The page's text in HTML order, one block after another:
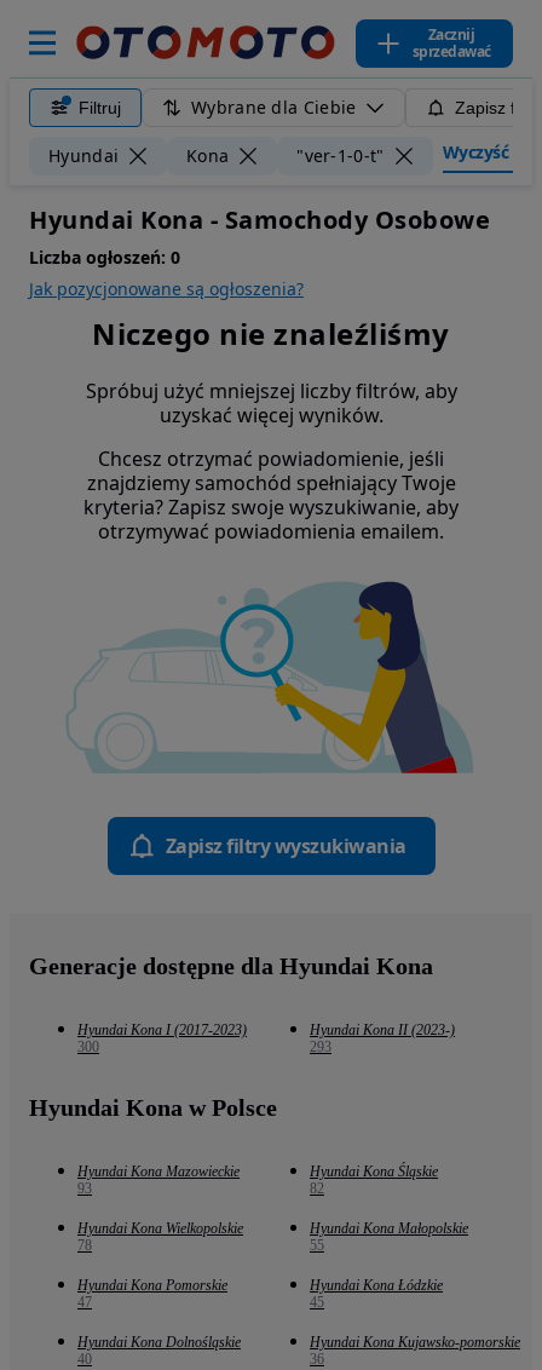
Zacznij
sprzedawać
Filtruj Wybrane dla Ciebie Zapisz
Hyundai Kona "ver-1-0-t" Wyczyść
Hyundai Kona - Samochody Osobowe
Liczba ogłoszeń: 0
Jak pozycjonowane są ogłoszenia?
Niczego nie znaleźliśmy
Spróbuj użyć mniejszej liczby filtrów, aby
uzyskać więcej wyników.
Chcesz otrzymać powiadomienie, jeśli
znajdziemy samochód spełniający Twoje
kryteria? Zapisz swoje wyszukiwanie, aby
otrzymywać powiadomienia emailem.
Zapisz filtry wyszukiwania
Generacje dostępne dla Hyundai Kona
Hyundai Kona I (2017-2023)
300
Hyundai Kona II (2023-)
293
Hyundai Kona w Polsce
Hyundai Kona Mazowieckie
93
Hyundai Kona Śląskie
82
Hyundai Kona Wielkopolskie
78
Hyundai Kona Małopolskie
55
Hyundai Kona Pomorskie
47
Hyundai Kona Łódzkie
45
Hyundai Kona Dolnośląskie
40
Hyundai Kona Kujawsko-pomorskie
36